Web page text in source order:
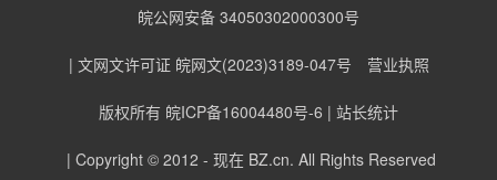
皖公网安备 34050302000300号
| 文网文许可证 皖网文(2023)3189-047号 营业执照
版权所有 皖ICP备16004480号-6 | 站长统计
| Copyright © 2012 - 现在 BZ.cn. All Rights Reserved